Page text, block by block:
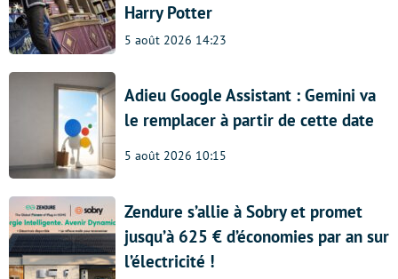
Harry Potter
5 août 2026 14:23
Adieu Google Assistant : Gemini va
le remplacer à partir de cette date
5 août 2026 10:15
Zendure s’allie à Sobry et promet
jusqu’à 625 € d’économies par an sur
l’électricité !